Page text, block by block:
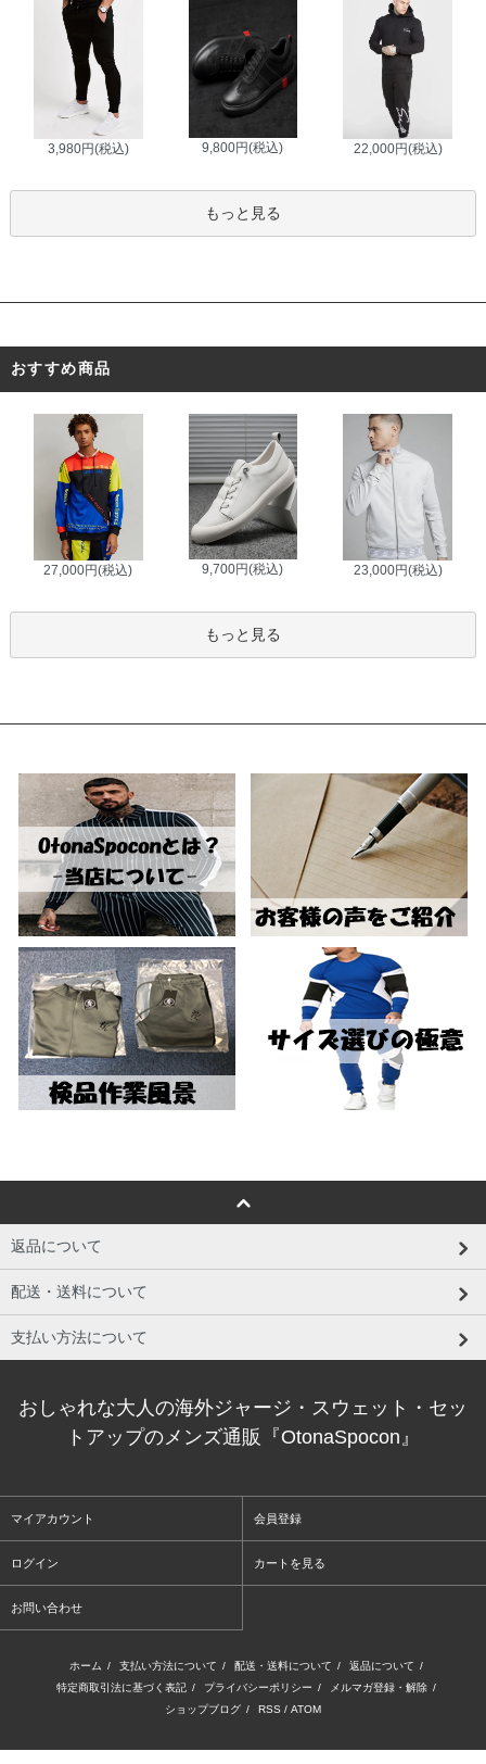
3,980円(税込) 9,800円(税込) 22,000円(税込)
もっと見る
おすすめ商品
27,000円(税込) 9,700円(税込) 23,000円(税込)
もっと見る
返品について
配送・送料について
支払い方法について
おしゃれな大人の海外ジャージ・スウェット・セッ
トアップのメンズ通販『OtonaSpocon』
マイアカウント 会員登録
ログイン カートを見る
お問い合わせ
ホーム / 支払い方法について / 配送・送料について / 返品について /
特定商取引法に基づく表記 / プライバシーポリシー / メルマガ登録・解除 /
ショップブログ / RSS / ATOM